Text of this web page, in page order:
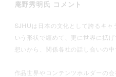
庵野秀明氏 コメント
SJHUは日本の文化として誇るキャ
いう形状で纏めて、更に世界に拡
想いから、関係各社の話し合いの中
作品世界やコンテンツホルダーの